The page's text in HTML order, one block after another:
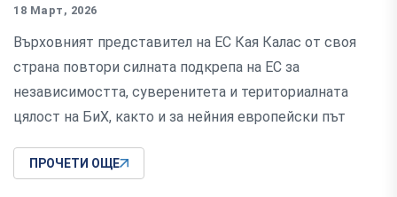
18 Март, 2026
Върховният представител на ЕС Кая Калас от своя
страна повтори силната подкрепа на ЕС за
независимостта, суверенитета и териториалната
цялост на БиХ, както и за нейния европейски път
ПРОЧЕТИ ОЩЕ